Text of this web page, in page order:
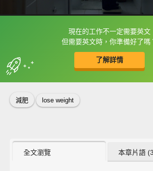
現在的工作不一定需要英文
但需要英文時，你準備好了嗎
了解詳情
框選或點兩下字幕可以直接查字
收錄佳句
減肥 lose weight
全文瀏覽 本章片語